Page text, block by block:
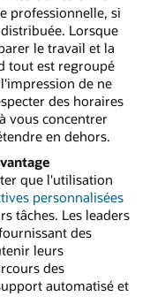
professionnelle, si
Lorsque
le travail et la
tout est regroupé
de ne
des horaires
vous concentrer
en dehors.
que l'utilisation
personnalisées
tâches. Les leaders
des
leurs
des
automatisé et